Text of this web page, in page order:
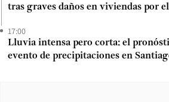
tras graves daños en viviendas por
17:00
Lluvia intensa pero corta: el
evento de precipitaciones en